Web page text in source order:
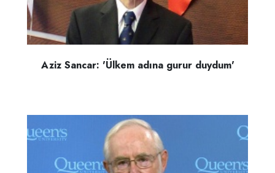
Aziz Sancar: 'Ülkem adına gurur duydum'